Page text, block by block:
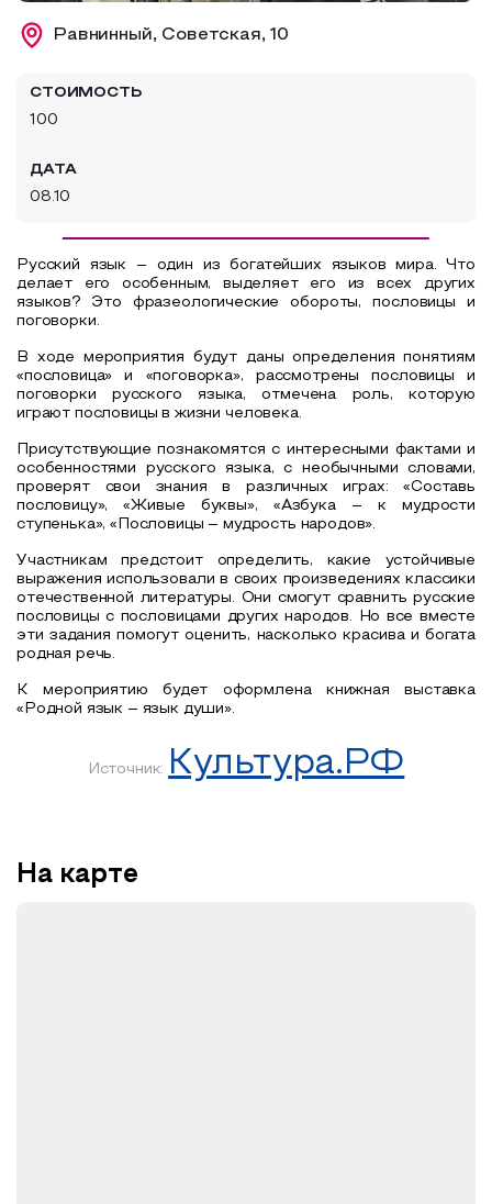
Образовательный туризм
Равнинный, Советская, 10
СТОИМОСТЬ
100
ДАТА
08.10
Русский язык – один из богатейших языков мира. Что
делает его особенным, выделяет его из всех других
языков? Это фразеологические обороты, пословицы и
поговорки.
В ходе мероприятия будут
даны определения понятиям
«пословица» и «поговорка», рассмотрены пословицы и
поговорки русского языка, отмечена роль, которую
играют пословицы в жизни человека.
Присутствующие познакомятся с интересными фактами и
особенностями русского языка, с необычными словами,
проверят свои знания в различных играх: «Составь
пословицу», «Живые буквы», «Азбука – к мудрости
ступенька», «Пословицы – мудрость народов».
Участникам предстоит определить, какие устойчивые
выражения использовали в своих произведениях классики
отечественной литературы. Они смогут сравнить русские
пословицы с пословицами других народов. Но все вместе
эти задания помогут оценить, насколько красива и богата
родная речь.
К мероприятию будет оформлена книжная выставка
«Родной язык – язык души».
Источник: Культура.РФ
На карте